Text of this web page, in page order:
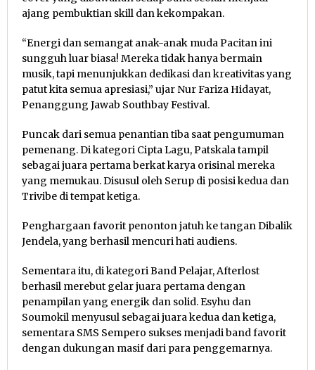
ajang pembuktian skill dan kekompakan.
“Energi dan semangat anak-anak muda Pacitan ini
sungguh luar biasa! Mereka tidak hanya bermain
musik, tapi menunjukkan dedikasi dan kreativitas yang
patut kita semua apresiasi,” ujar Nur Fariza Hidayat,
Penanggung Jawab Southbay Festival.
Puncak dari semua penantian tiba saat pengumuman
pemenang. Di kategori Cipta Lagu, Patskala tampil
sebagai juara pertama berkat karya orisinal mereka
yang memukau. Disusul oleh Serup di posisi kedua dan
Trivibe di tempat ketiga.
Penghargaan favorit penonton jatuh ke tangan Dibalik
Jendela, yang berhasil mencuri hati audiens.
Sementara itu, di kategori Band Pelajar, Afterlost
berhasil merebut gelar juara pertama dengan
penampilan yang energik dan solid. Esyhu dan
Soumokil menyusul sebagai juara kedua dan ketiga,
sementara SMS Sempero sukses menjadi band favorit
dengan dukungan masif dari para penggemarnya.